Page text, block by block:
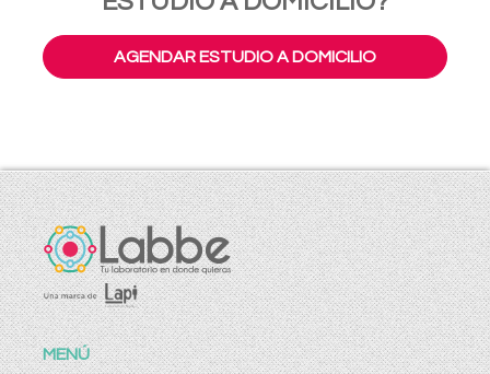
AGENDAR ESTUDIO A DOMICILIO
MENÚ